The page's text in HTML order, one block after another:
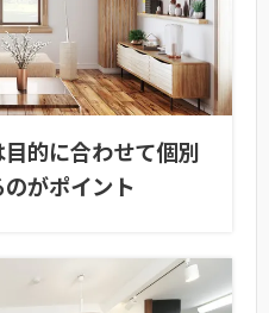
的に合わせて個別
がポイント